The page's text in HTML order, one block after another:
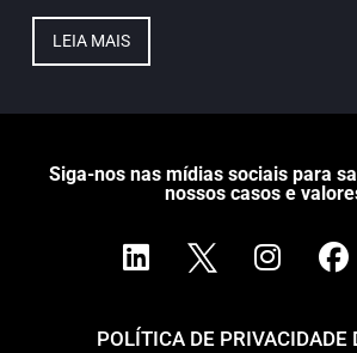
LEIA MAIS
Siga-nos nas mídias sociais para
nossos casos e
POLÍTICA DE PRIVACIDADE